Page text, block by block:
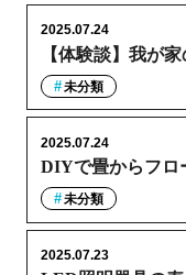
【体験談】我が
2025.07.24
未分類
DIYで畳からフロ
2025.07.24
未分類
2025.07.23